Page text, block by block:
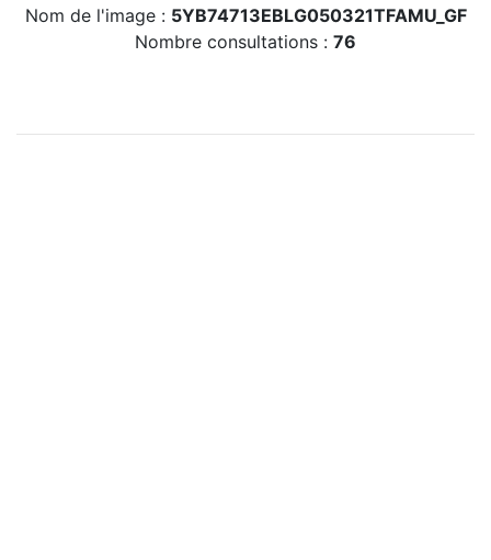
Nom de l'image : 5YB74713EBLG050321TFAMU_GF
Nombre consultations : 76